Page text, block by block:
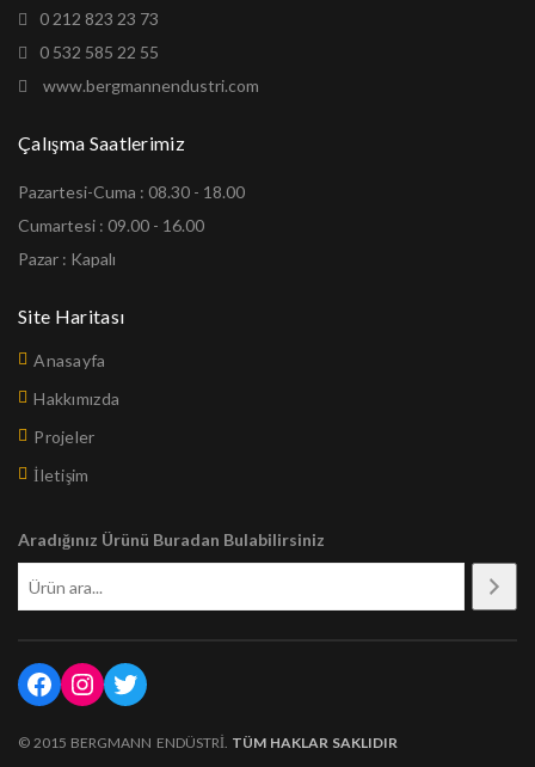
0 212 823 23 73
0 532 585 22 55
www.bergmannendustri.com
Çalışma Saatlerimiz
Pazartesi-Cuma : 08.30 - 18.00
Cumartesi : 09.00 - 16.00
Pazar : Kapalı
Site Haritası
Anasayfa
Hakkımızda
Projeler
İletişim
Aradığınız Ürünü Buradan Bulabilirsiniz
© 2015 BERGMANN ENDÜSTRI. TÜM HAKLAR SAKLIDIR